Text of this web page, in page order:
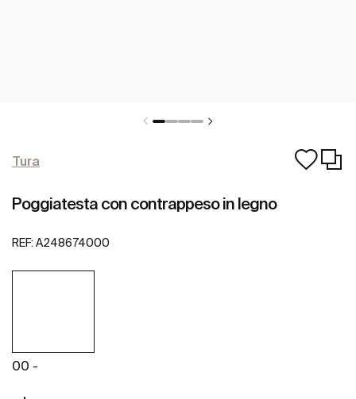
Tura
Poggiatesta con contrappeso in legno
REF: A248674000
00 -